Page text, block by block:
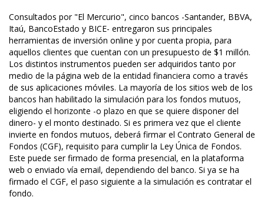
Consultados por "El Mercurio", cinco bancos -Santander, BBVA,
Itaú, BancoEstado y BICE- entregaron sus principales
herramientas de inversión online y por cuenta propia, para
aquellos clientes que cuentan con un presupuesto de $1 millón.
Los distintos instrumentos pueden ser adquiridos tanto por
medio de la página web de la entidad financiera como a través
de sus aplicaciones móviles. La mayoría de los sitios web de los
bancos han habilitado la simulación para los fondos mutuos,
eligiendo el horizonte -o plazo en que se quiere disponer del
dinero- y el monto destinado. Si es primera vez que el cliente
invierte en fondos mutuos, deberá firmar el Contrato General de
Fondos (CGF), requisito para cumplir la Ley Única de Fondos.
Este puede ser firmado de forma presencial, en la plataforma
web o enviado vía email, dependiendo del banco. Si ya se ha
firmado el CGF, el paso siguiente a la simulación es contratar el
fondo.